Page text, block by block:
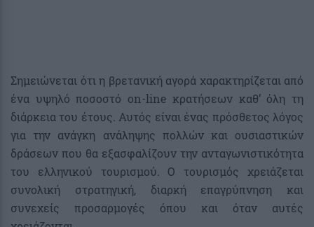
Σημειώνεται ότι η βρετανική αγορά χαρακτηρίζεται από
ένα υψηλό ποσοστό on-line κρατήσεων καθ’ όλη τη
διάρκεια του έτους. Αυτός είναι ένας πρόσθετος λόγος
για την ανάγκη ανάληψης πολλών και ουσιαστικών
δράσεων που θα εξασφαλίζουν την ανταγωνιστικότητα
του ελληνικού τουρισμού. Ο τουρισμός χρειάζεται
συνολική στρατηγική, διαρκή επαγρύπνηση και
συνεχείς προσαρμογές όπου και όταν αυτές